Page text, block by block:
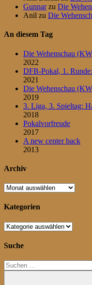
Gunnarzu Die
Anil zu Die
An diesem Tag
Die Wehenschau
2022
DFB-Pokal, 1.
2021
Die Wehenschau
2019
3. Liga, 3. Spieltag:
2018
Pokalvorfreude
2017
A new center back
2013
Archiv
Archiv
Kategorien
Kategorien
Suche
Suchen
nach: